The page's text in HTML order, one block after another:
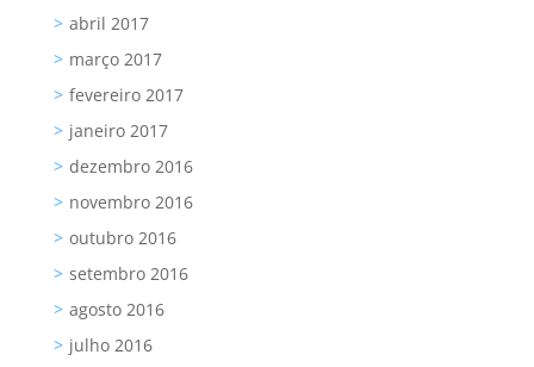
abril 2017
março 2017
fevereiro 2017
janeiro 2017
dezembro 2016
novembro 2016
outubro 2016
setembro 2016
agosto 2016
julho 2016